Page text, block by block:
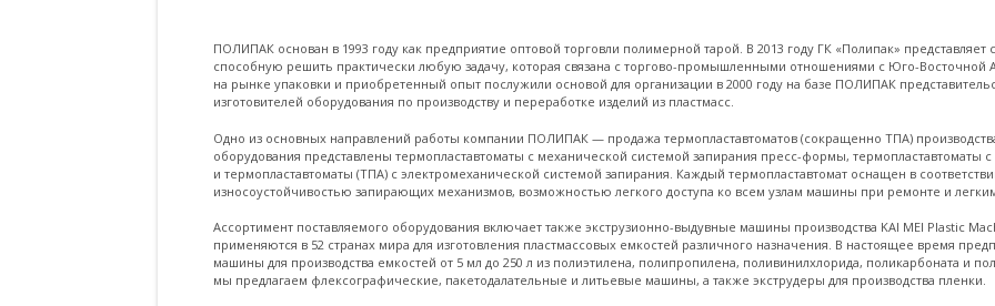
ПОЛИПАК основан в 1993 году как предприятие оптовой торговли полимерной тарой. В 2013 году ГК «Полипак»
способную решить практически любую задачу, которая связана с торгово-промышленными отношениями с Юго-Восточной
на рынке упаковки и приобретенный опыт послужили основой для организации в 2000 году на базе ПОЛИПАК
изготовителей оборудования по производству и переработке изделий из пластмасс.
Одно из основных направлений работы компании ПОЛИПАК — продажа термопластавтоматов (сокращенно ТПА)
оборудования представлены термопластавтоматы с механической системой запирания пресс-формы, термопластавтоматы
и термопластавтоматы (ТПА) с электромеханической системой запирания. Каждый термопластавтомат оснащен в
износоустойчивостью запирающих механизмов, возможностью легкого доступа ко всем узлам машины при ремонте и
Ассортимент поставляемого оборудования включает также экструзионно-выдувные машины производства KAI MEI Plastic
применяются в 52 странах мира для изготовления пластмассовых емкостей различного назначения. В настоящее время
машины для производства емкостей от 5 мл до 250 л из полиэтилена, полипропилена, поливинилхлорида, поликарбоната и
мы предлагаем флексографические, пакетодалательные и литьевые машины, а также экструдеры для производства пленки.